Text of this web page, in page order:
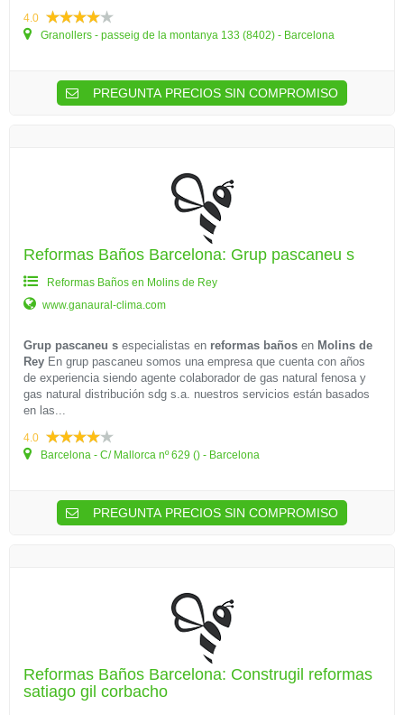
4.0
Granollers - passeig de la montanya 133 (8402) - Barcelona
PREGUNTA PRECIOS SIN COMPROMISO
Reformas Baños Barcelona: Grup pascaneu s
Reformas Baños en Molins de Rey
www.ganaural-clima.com
Grup pascaneu s especialistas en reformas baños en Molins de
Rey En grup pascaneu somos una empresa que cuenta con años
de experiencia siendo agente colaborador de gas natural fenosa y
gas natural distribución sdg s.a. nuestros servicios están basados
en las...
4.0
Barcelona - C/ Mallorca nº 629 () - Barcelona
PREGUNTA PRECIOS SIN COMPROMISO
Reformas Baños Barcelona: Construgil reformas
satiago gil corbacho